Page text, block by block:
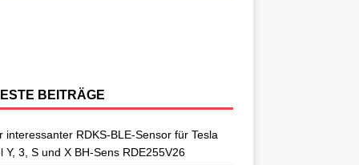
BEITRÄGE
interessanter RDKS-BLE-Sensor für Tesla
Y, 3, S und X BH-Sens RDE255V26